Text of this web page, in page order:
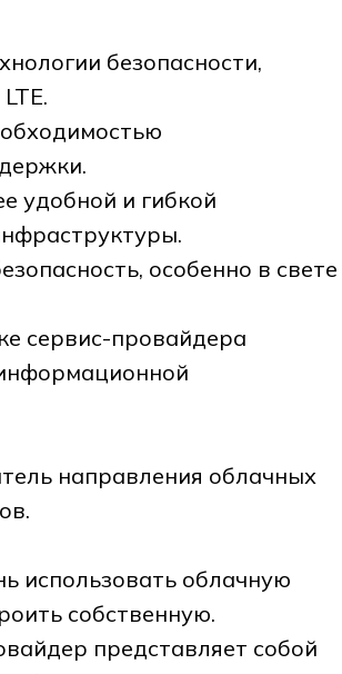
безопасности,
удобной и гибкой
особенно в свете
сервис-провайдера
направления облачных
использовать облачную
собственную.
представляет собой